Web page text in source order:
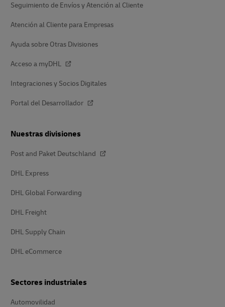
Seguimiento de Envíos y Atención al Cliente
Atención al Cliente para Empresas
Ayuda sobre Otras Divisiones
Acceso a myDHL
Integraciones y Socios Digitales
Portal del Desarrollador
Nuestras divisiones
Post and Paket Deutschland
DHL Express
DHL Global Forwarding
DHL Freight
DHL Supply Chain
DHL eCommerce
Sectores industriales
Automovilidad